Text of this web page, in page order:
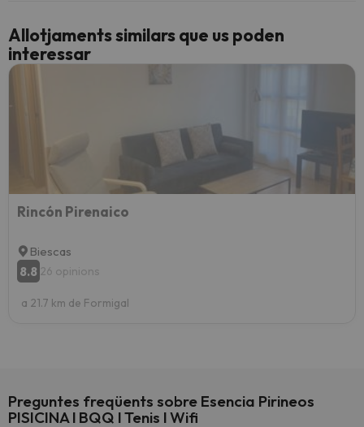
Allotjaments similars que us poden
interessar
Rincón Pirenaico
Biescas
8.8 26 opinions
a 21.7 km de Formigal
Preguntes freqüents sobre Esencia Pirineos
PISICINA l BQQ l Tenis l Wifi